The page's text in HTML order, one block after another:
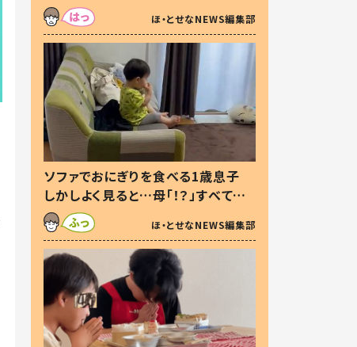
た本音とは
ほ・とせなNEWS編集部
ソファでおにぎりを食べる1歳息子
しかしよく見ると…母「！？」すべてを
察した母の投稿に「可愛いから許
す！」「現行犯〜」
ほ・とせなNEWS編集部